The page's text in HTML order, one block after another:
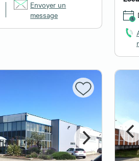
Envoyer un
message